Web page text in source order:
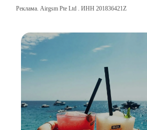
Реклама. Airgsm Pte Ltd . ИНН 201836421Z